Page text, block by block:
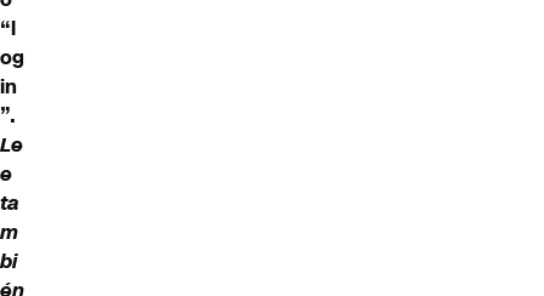
“l
og
in
”.
Le
e
ta
m
bi